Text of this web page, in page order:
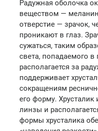
Радужная оболочка
веществом —
отверстие — зрачок,
проникают в глаз.
сужаться, таким
света, попадаемого в
располагается за
поддерживает
сокращениям
его форму.
линзы и
формы хрусталика